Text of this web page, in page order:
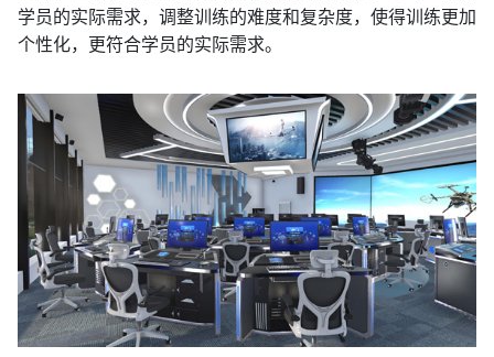
学员的实际需求，调整训练的难度和复杂度，使得训练更加
个性化，更符合学员的实际需求。